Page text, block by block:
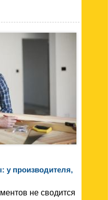
у производителя,
не сводится